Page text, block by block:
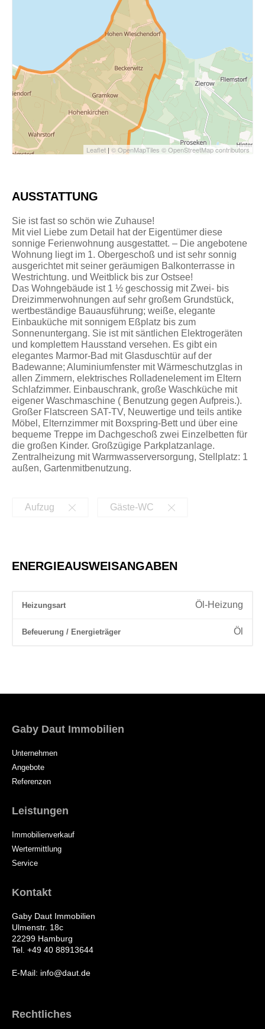
Leaflet | © OpenMapTiles © OpenStreetMap contributors
AUSSTATTUNG
Sie ist fast so schön wie Zuhause!
Mit viel Liebe zum Detail hat der Eigentümer diese
sonnige Ferienwohnung ausgestattet. – Die angebotene
Wohnung liegt im 1. Obergeschoß und ist sehr sonnig
ausgerichtet mit seiner geräumigen Balkonterrasse in
Westrichtung. und Weitblick bis zur Ostsee!
Das Wohngebäude ist 1 ½ geschossig mit Zwei- bis
Dreizimmerwohnungen auf sehr großem Grundstück,
wertbeständige Bauausführung; weiße, elegante
Einbauküche mit sonnigem Eßplatz bis zum
Sonnenuntergang. Sie ist mit säntlichen Elektrogeräten
und komplettem Hausstand versehen. Es gibt ein
elegantes Marmor-Bad mit Glasduschtür auf der
Badewanne; Aluminiumfenster mit Wärmeschutzglas in
allen Zimmern, elektrisches Rolladenelement im Eltern
Schlafzimmer. Einbauschrank, große Waschküche mit
eigener Waschmaschine ( Benutzung gegen Aufpreis.).
Großer Flatscreen SAT-TV, Neuwertige und teils antike
Möbel, Elternzimmer mit Boxspring-Bett und über eine
bequeme Treppe im Dachgeschoß zwei Einzelbetten für
die großen Kinder. Großzügige Parkplatzanlage.
Zentralheizung mit Warmwasserversorgung, Stellplatz: 1
außen, Gartenmitbenutzung.
Aufzug Gäste-WC
ENERGIEAUSWEISANGABEN
Heizungsart Öl-Heizung
Befeuerung / Energieträger Öl
Gaby Daut Immobilien
Unternehmen
Angebote
Referenzen
Leistungen
Immobilienverkauf
Wertermittlung
Service
Kontakt
Gaby Daut Immobilien
Ulmenstr. 18c
22299 Hamburg
Tel. +49 40 88913644
E-Mail: info@daut.de
Rechtliches